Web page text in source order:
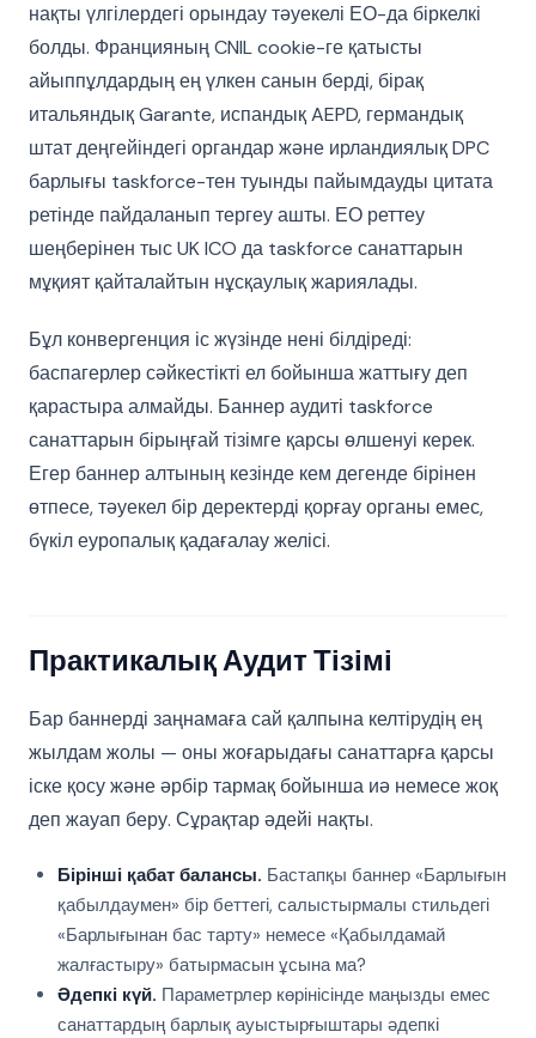
нақты үлгілердегі орындау тәуекелі ЕО-да біркелкі
болды. Францияның CNIL cookie-ге қатысты
айыппұлдардың ең үлкен санын берді, бірақ
итальяндық Garante, испандық AEPD, германдық
штат деңгейіндегі органдар және ирландиялық DPC
барлығы taskforce-тен туынды пайымдауды цитата
ретінде пайдаланып тергеу ашты. ЕО реттеу
шеңберінен тыс UK ICO да taskforce санаттарын
мұқият қайталайтын нұсқаулық жариялады.
Бұл конвергенция іс жүзінде нені білдіреді:
баспагерлер сәйкестікті ел бойынша жаттығу деп
қарастыра алмайды. Баннер аудиті taskforce
санаттарын бірыңғай тізімге қарсы өлшенуі керек.
Егер баннер алтының кезінде кем дегенде бірінен
өтпесе, тәуекел бір деректерді қорғау органы емес,
бүкіл еуропалық қадағалау желісі.
Практикалық Аудит Тізімі
Бар баннерді заңнамаға сай қалпына келтірудің ең
жылдам жолы — оны жоғарыдағы санаттарға қарсы
іске қосу және әрбір тармақ бойынша иә немесе жоқ
деп жауап беру. Сұрақтар әдейі нақты.
Бірінші қабат балансы. Бастапқы баннер «Барлығын
қабылдаумен» бір беттегі, салыстырмалы стильдегі
«Барлығынан бас тарту» немесе «Қабылдамай
жалғастыру» батырмасын ұсына ма?
Әдепкі күй. Параметрлер көрінісінде маңызды емес
санаттардың барлық ауыстырғыштары әдепкі